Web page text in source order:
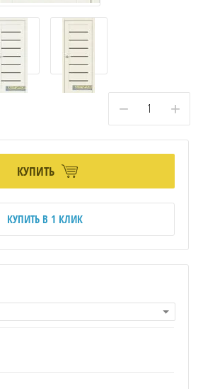
− +
КУПИТЬ
КУПИТЬ В 1 КЛИК